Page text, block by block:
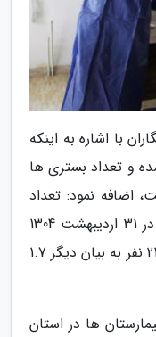
با اشاره به اینکه
شده و تعداد بستری ها
است، اضافه نمود: تعداد
مراجعه نمایندگان به مراکز 16 ساعته در 31 اردیبهشت 1304
نفر بود، اما در 11 خرداد این رقم تا 2157 نفر به بیان دیگر 1.7
ها در استان